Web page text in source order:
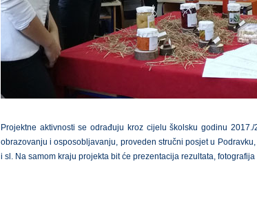
Projektne aktivnosti se odrađuju kroz cijelu školsku godinu
obrazovanju i osposobljavanju, proveden stručni posjet u
i sl. Na samom kraju projekta bit će prezentacija rezultata,